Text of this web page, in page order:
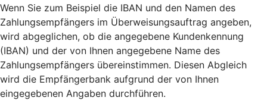
Wenn Sie zum Beispiel die IBAN und den Namen des
Zahlungsempfängers im Überweisungsauftrag angeben,
wird abgeglichen, ob die angegebene Kundenkennung
(IBAN) und der von Ihnen angegebene Name des
Zahlungsempfängers übereinstimmen. Diesen Abgleich
wird die Empfängerbank aufgrund der von Ihnen
eingegebenen Angaben durchführen.